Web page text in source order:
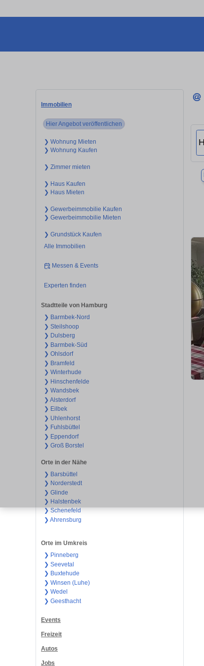
Immobilien
Hier Angebot veröffentlichen
❯ Wohnung Mieten
❯ Wohnung Kaufen
❯ Zimmer mieten
❯ Haus Kaufen
❯ Haus Mieten
❯ Gewerbeimmobilie Kaufen
❯ Gewerbeimmobilie Mieten
❯ Grundstück Kaufen
Alle Immobilien
Messen & Events
Experten finden
Stadtteile von Hamburg
❯ Barmbek-Nord
❯ Steilshoop
❯ Dulsberg
❯ Barmbek-Süd
❯ Ohlsdorf
❯ Bramfeld
❯ Winterhude
❯ Hinschenfelde
❯ Wandsbek
❯ Alsterdorf
❯ Eilbek
❯ Uhlenhorst
❯ Fuhlsbüttel
❯ Eppendorf
❯ Groß Borstel
Orte in der Nähe
❯ Barsbüttel
❯ Norderstedt
❯ Glinde
❯ Halstenbek
❯ Schenefeld
❯ Ahrensburg
Orte im Umkreis
❯ Pinneberg
❯ Seevetal
❯ Buxtehude
❯ Winsen (Luhe)
❯ Wedel
❯ Geesthacht
Events
Freizeit
Autos
Jobs